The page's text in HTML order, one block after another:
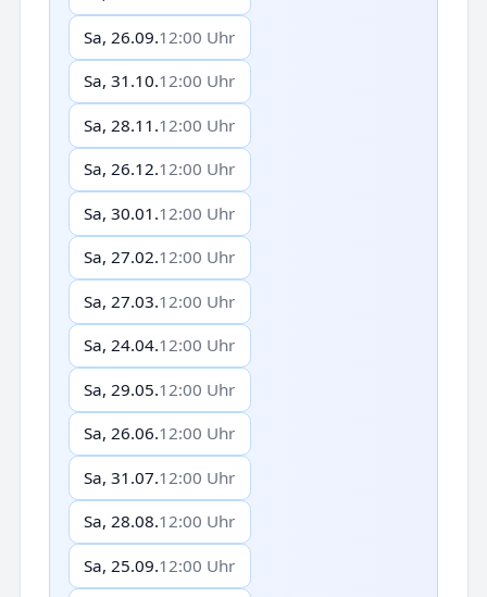
Sa, 26.09.12:00 Uhr
Sa, 31.10.12:00 Uhr
Sa, 28.11.12:00 Uhr
Sa, 26.12.12:00 Uhr
Sa, 30.01.12:00 Uhr
Sa, 27.02.12:00 Uhr
Sa, 27.03.12:00 Uhr
Sa, 24.04.12:00 Uhr
Sa, 29.05.12:00 Uhr
Sa, 26.06.12:00 Uhr
Sa, 31.07.12:00 Uhr
Sa, 28.08.12:00 Uhr
Sa, 25.09.12:00 Uhr